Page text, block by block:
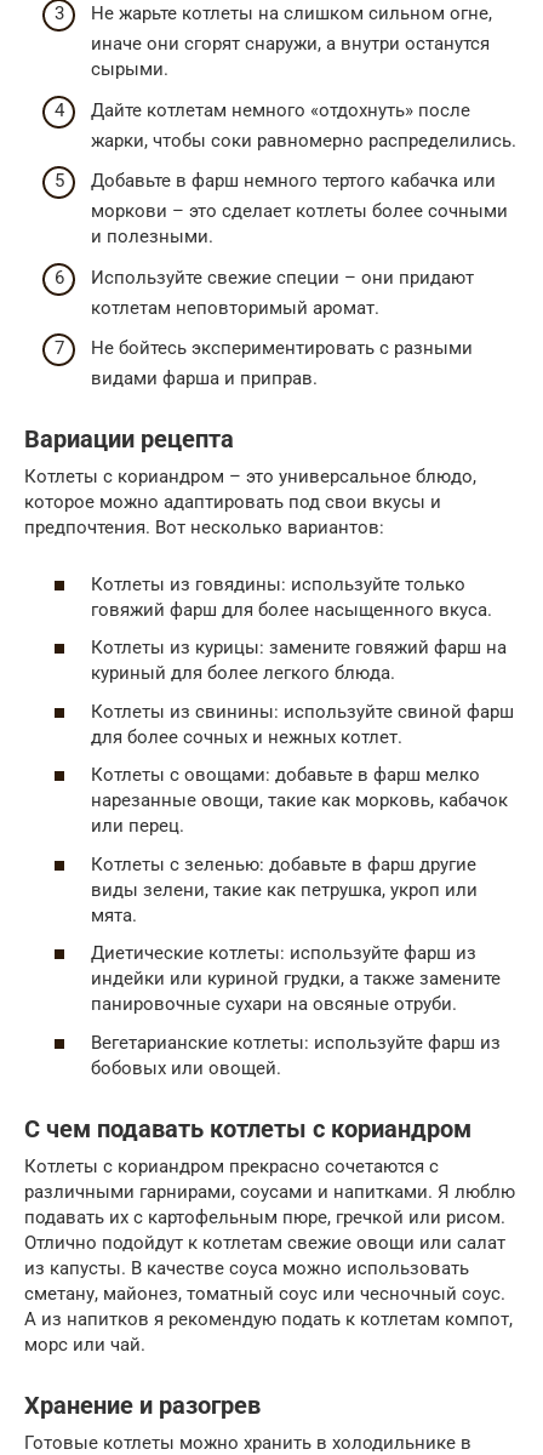
Не жарьте котлеты на слишком сильном огне,
иначе они сгорят снаружи, а внутри останутся
сырыми.
Дайте котлетам немного «отдохнуть» после
жарки, чтобы соки равномерно распределились.
Добавьте в фарш немного тертого кабачка или
моркови – это сделает котлеты более сочными
и полезными.
Используйте свежие специи – они придают
котлетам неповторимый аромат.
Не бойтесь экспериментировать с разными
видами фарша и приправ.
Вариации рецепта
Котлеты с кориандром – это универсальное блюдо,
которое можно адаптировать под свои вкусы и
предпочтения. Вот несколько вариантов:
Котлеты из говядины: используйте только
говяжий фарш для более насыщенного вкуса.
Котлеты из курицы: замените говяжий фарш на
куриный для более легкого блюда.
Котлеты из свинины: используйте свиной фарш
для более сочных и нежных котлет.
Котлеты с овощами: добавьте в фарш мелко
нарезанные овощи, такие как морковь, кабачок
или перец.
Котлеты с зеленью: добавьте в фарш другие
виды зелени, такие как петрушка, укроп или
мята.
Диетические котлеты: используйте фарш из
индейки или куриной грудки, а также замените
панировочные сухари на овсяные отруби.
Вегетарианские котлеты: используйте фарш из
бобовых или овощей.
С чем подавать котлеты с кориандром
Котлеты с кориандром прекрасно сочетаются с
различными гарнирами, соусами и напитками. Я люблю
подавать их с картофельным пюре, гречкой или рисом.
Отлично подойдут к котлетам свежие овощи или салат
из капусты. В качестве соуса можно использовать
сметану, майонез, томатный соус или чесночный соус.
А из напитков я рекомендую подать к котлетам компот,
морс или чай.
Хранение и разогрев
Готовые котлеты можно хранить в холодильнике в